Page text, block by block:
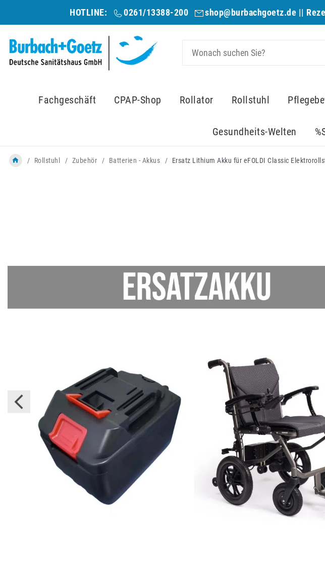
HOTLINE: 0261/13388-200 shop@burbachgoetz.de ||
Fachgeschäft CPAP-Shop Rollator Rollstuhl
Gesundheits-Welten
Rollstuhl Zubehör Batterien - Akkus